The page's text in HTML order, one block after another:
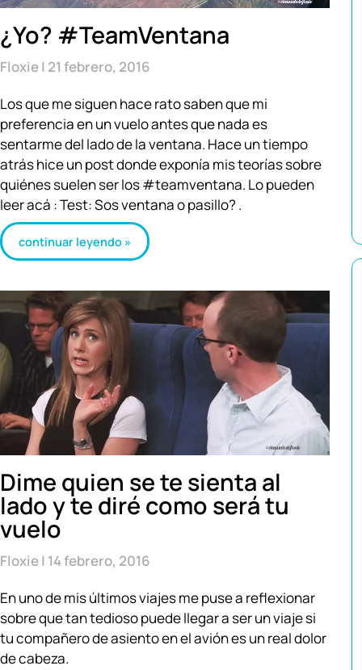
¿Yo? #TeamVentana
Floxie 21 febrero, 2016
Los que me siguen hace rato saben que mi
preferencia en un vuelo antes que nada es
sentarme del lado de la ventana. Hace un tiempo
atrás hice un post donde exponía mis teorías sobre
quiénes suelen ser los #teamventana. Lo pueden
leer acá : Test: Sos ventana o pasillo? .
continuar leyendo »
Dime quien se te sienta al
lado y te diré como será tu
vuelo
Floxie 14 febrero, 2016
En uno de mis últimos viajes me puse a reflexionar
sobre que tan tedioso puede llegar a ser un viaje si
tu compañero de asiento en el avión es un real dolor
de cabeza.